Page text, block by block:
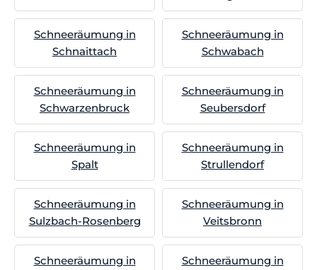
Schneeräumung in
Schnaittach
Schneeräumung in
Schwabach
Schneeräumung in
Schwarzenbruck
Schneeräumung in
Seubersdorf
Schneeräumung in
Spalt
Schneeräumung in
Strullendorf
Schneeräumung in
Sulzbach-Rosenberg
Schneeräumung in
Veitsbronn
Schneeräumung in
Schneeräumung in